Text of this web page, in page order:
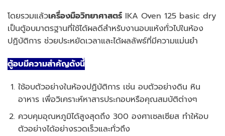
โดยรวมแล้วเครื่องมือวิทยาศาสตร์ IKA Oven 125 basic dry
เป็นตู้อบมาตรฐานที่ใช้ได้ผลดีสำหรับงานอบแห้งทั่วไปในห้อง
ปฏิบัติการ ช่วยประหยัดเวลาและได้ผลลัพธ์ที่มีความแม่นยำ
ตู้อบมีความสําคัญดังนี้
ใช้อบตัวอย่างในห้องปฏิบัติการ เช่น อบตัวอย่างดิน หิน
อาหาร เพื่อวิเคราะห์หาสารประกอบหรือคุณสมบัติต่างๆ
ควบคุมอุณหภูมิได้สูงสุดถึง 300 องศาเซลเซียส ทำให้อบ
ตัวอย่างได้อย่างรวดเร็วและทั่วถึง